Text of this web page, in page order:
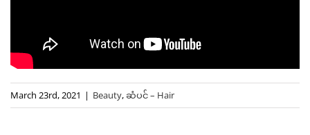
March 23rd, 2021 | Beauty,ဆံပင် – Hair